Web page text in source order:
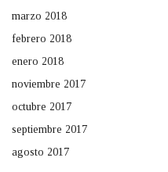
marzo 2018
febrero 2018
enero 2018
noviembre 2017
octubre 2017
septiembre 2017
agosto 2017